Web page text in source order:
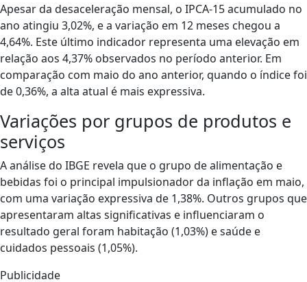
Apesar da desaceleração mensal, o IPCA-15 acumulado no
ano atingiu 3,02%, e a variação em 12 meses chegou a
4,64%. Este último indicador representa uma elevação em
relação aos 4,37% observados no período anterior. Em
comparação com maio do ano anterior, quando o índice foi
de 0,36%, a alta atual é mais expressiva.
Variações por grupos de produtos e
serviços
A análise do IBGE revela que o grupo de alimentação e
bebidas foi o principal impulsionador da inflação em maio,
com uma variação expressiva de 1,38%. Outros grupos que
apresentaram altas significativas e influenciaram o
resultado geral foram habitação (1,03%) e saúde e
cuidados pessoais (1,05%).
Publicidade